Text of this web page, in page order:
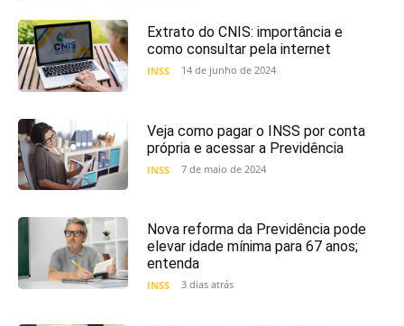
Extrato do CNIS: importância e
como consultar pela internet
INSS 14 de junho de 2024
Veja como pagar o INSS por conta
própria e acessar a Previdência
INSS 7 de maio de 2024
Nova reforma da Previdência pode
elevar idade mínima para 67 anos;
entenda
INSS 3 dias atrás